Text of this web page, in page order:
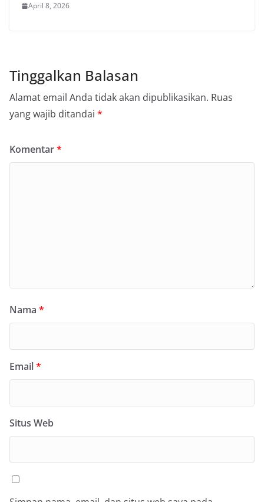
April 8, 2026
Tinggalkan Balasan
Alamat email Anda tidak akan dipublikasikan. Ruas
yang wajib ditandai *
Komentar*
Nama *
Email*
Situs Web